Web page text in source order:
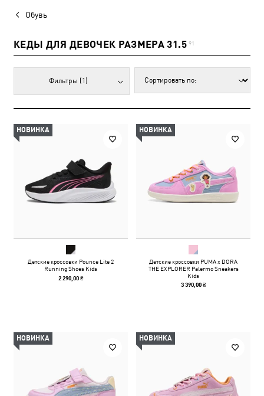
Обувь
КЕДЫ ДЛЯ ДЕВОЧЕК РАЗМЕРА 31.5 91
Фильтры (1)
НОВИНКА
Детские кроссовки Pounce Lite 2
Running Shoes Kids
2 290,00 ₴
НОВИНКА
Детские кроссовки PUMA x DORA
THE EXPLORER Palermo Sneakers
Kids
3 390,00 ₴
НОВИНКА НОВИНКА